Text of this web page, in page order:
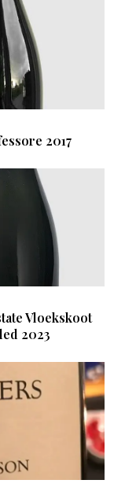
2017
Vloekskoot
2023